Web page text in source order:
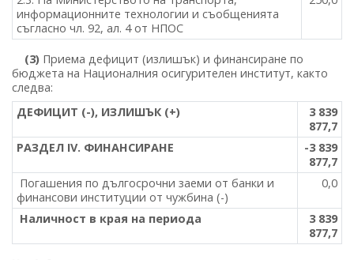
информационните технологии и съобщенията
съгласно чл. 92, ал. 4 от НПОС
(3) Приема дефицит (излишък) и финансиране по
бюджета на Националния осигурителен институт, както
следва:
ДЕФИЦИТ (-), ИЗЛИШЪК (+)
3 839
877,7
РАЗДЕЛ ІV. ФИНАНСИРАНЕ
-3 839
877,7
Погашения по дългосрочни заеми от банки и
финансови институции от чужбина (-)
0,0
Наличност в края на периода
3 839
877,7